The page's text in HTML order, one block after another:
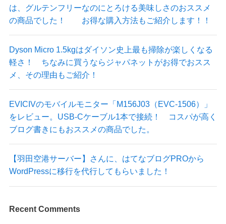
は、グルテンフリーなのにとろける美味しさのおススメ
の商品でした！ お得な購入方法もご紹介します！！
Dyson Micro 1.5kgはダイソン史上最も掃除が楽しくなる
軽さ！ ちなみに買うならジャパネットがお得でおスス
メ、その理由もご紹介！
EVICIVのモバイルモニター「M156J03（EVC-1506）」
をレビュー。USB-Cケーブル1本で接続！ コスパが高く
ブログ書きにもおススメの商品でした。
【羽田空港サーバー】さんに、はてなブログPROから
WordPressに移行を代行してもらいました！
Recent Comments